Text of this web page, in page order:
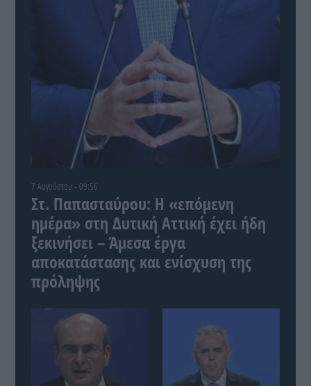
7 Αυγούστου - 09:56
Στ. Παπασταύρου: Η «επόμενη
ημέρα» στη Δυτική Αττική έχει ήδη
ξεκινήσει – Άμεσα έργα
αποκατάστασης και ενίσχυση της
πρόληψης